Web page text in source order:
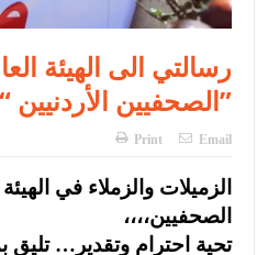
الملك
القاضي محمود أحمد
عارف بيك
رسالتي الى الهيئة
الصحفيين الأردنيين “الفرصة الأخيرة”
Print Email
الزميلات والزملاء في الهيئة
الصحفيين،،،،
تحية احترام وتقدير… تليق